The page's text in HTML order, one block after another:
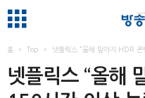
홈 Top 넷플릭스 “올해 말까지 HDR 콘
넷플릭스 “올해